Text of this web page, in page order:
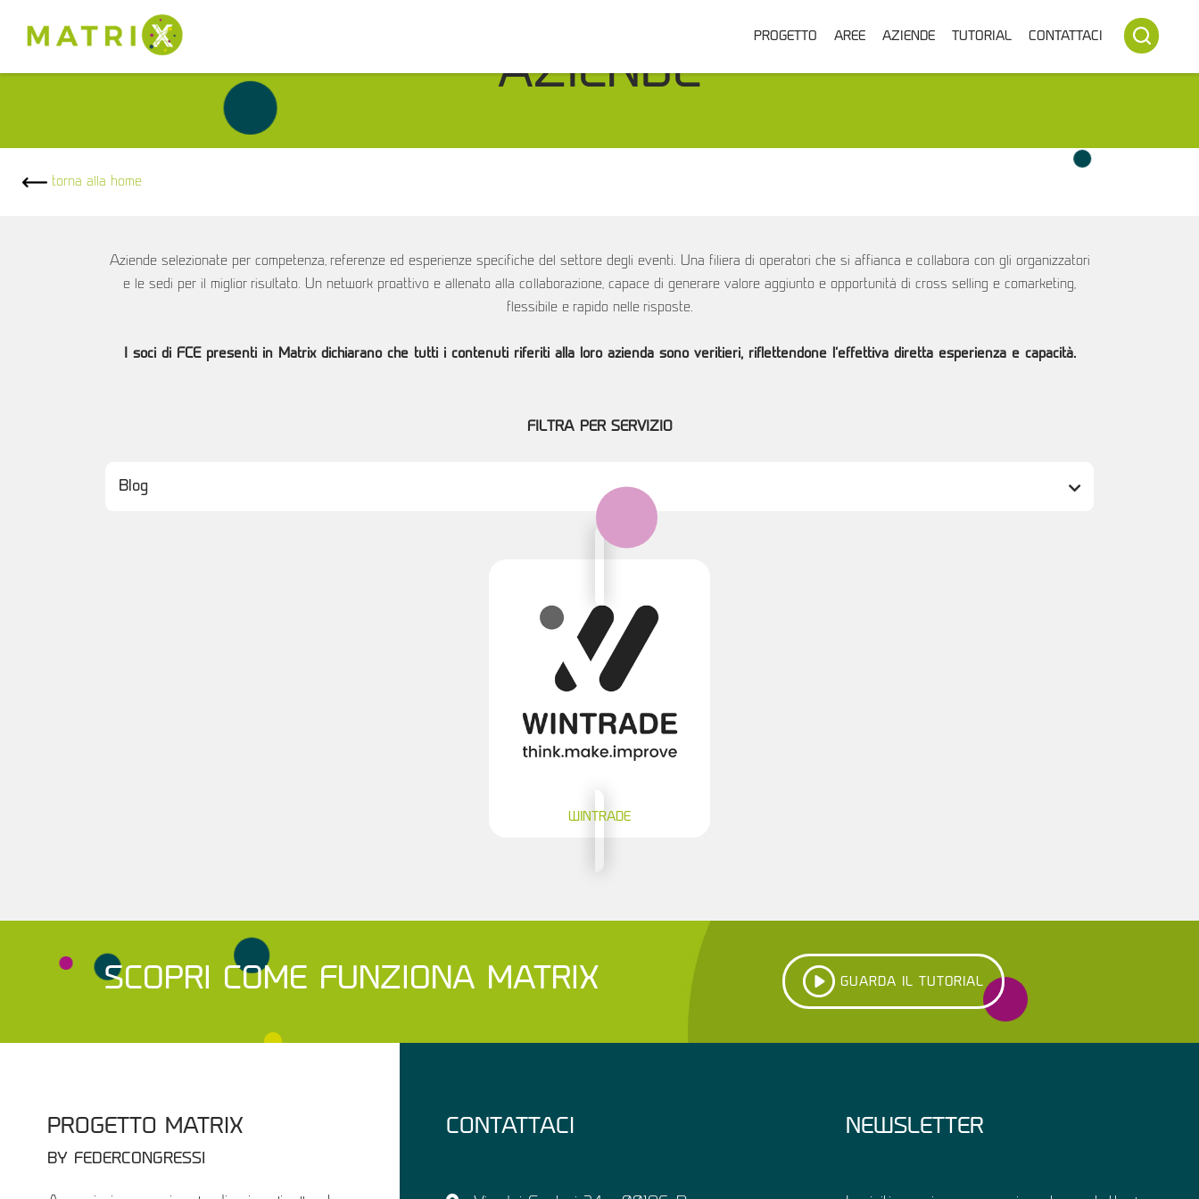
PROGETTO AREE AZIENDE TUTORIAL CONTATTACI
AZIENDE
torna alla home
Aziende selezionate per competenza, referenze ed esperienze specifiche del settore degli eventi. Una filiera di operatori che si affianca e collabora con gli organizzatori
e le sedi per il miglior risultato. Un network proattivo e allenato alla collaborazione, capace di generare valore aggiunto e opportunità di cross selling e comarketing,
flessibile e rapido nelle risposte.
I soci di FCE presenti in Matrix dichiarano che tutti i contenuti riferiti alla loro azienda sono veritieri, riflettendone l’effettiva diretta esperienza e capacità.
FILTRA PER SERVIZIO
WINTRADE
SCOPRI COME FUNZIONA MATRIX GUARDA IL TUTORIAL
PROGETTO MATRIX
BY FEDERCONGRESSI
CONTATTACI NEWSLETTER